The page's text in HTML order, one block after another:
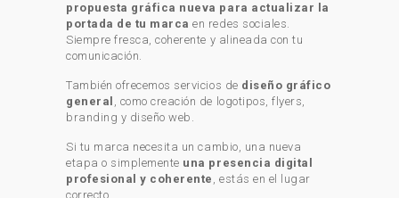
propuesta gráfica nueva para actualizar la
portada de tu marca en redes sociales.
Siempre fresca, coherente y alineada con tu
comunicación.
También ofrecemos servicios de diseño gráfico
general , como creación de logotipos, flyers,
branding y diseño web.
Si tu marca necesita un cambio, una nueva
etapa o simplemente una presencia digital
profesional y coherente , estás en el lugar
correcto.